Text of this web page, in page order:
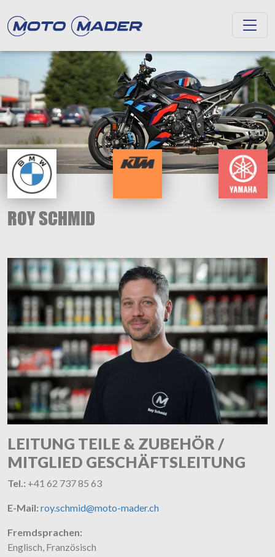
ROY SCHMID
LEITUNG TEILE & ZUBEHÖR /
MITGLIED GESCHÄFTSLEITUNG
Tel.: +41 62 737 85 63
E-Mail: roy.schmid@moto-mader.ch
Fremdsprachen:
Englisch, Französisch